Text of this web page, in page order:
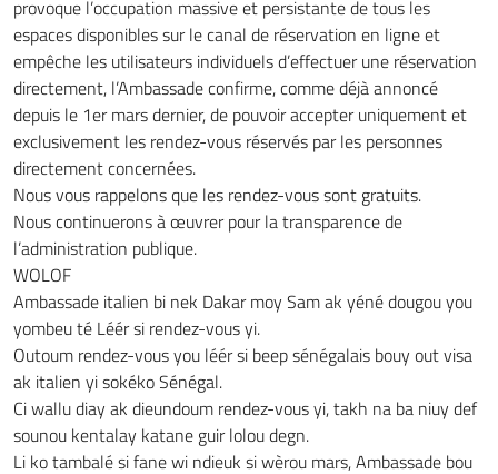
provoque l’occupation massive et persistante de tous les
espaces disponibles sur le canal de réservation en ligne et
empêche les utilisateurs individuels d’effectuer une réservation
directement, l’Ambassade confirme, comme déjà annoncé
depuis le 1er mars dernier, de pouvoir accepter uniquement et
exclusivement les rendez-vous réservés par les personnes
directement concernées.
Nous vous rappelons que les rendez-vous sont gratuits.
Nous continuerons à œuvrer pour la transparence de
l’administration publique.
WOLOF
Ambassade italien bi nek Dakar moy Sam ak yéné dougou you
yombeu té Léér si rendez-vous yi.
Outoum rendez-vous you léér si beep sénégalais bouy out visa
ak italien yi sokéko Sénégal.
Ci wallu diay ak dieundoum rendez-vous yi, takh na ba niuy def
sounou kentalay katane guir lolou degn.
Li ko tambalé si fane wi ndieuk si wèrou mars, Ambassade bou